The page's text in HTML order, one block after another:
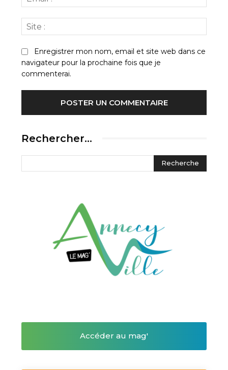
:*
:
Enregistrer mon nom, email et site web dans ce
navigateur pour la prochaine fois que je
commenterai.
Rechercher…
Accéder au mag'